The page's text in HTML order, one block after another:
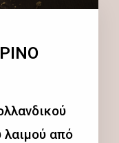
λαιμού από